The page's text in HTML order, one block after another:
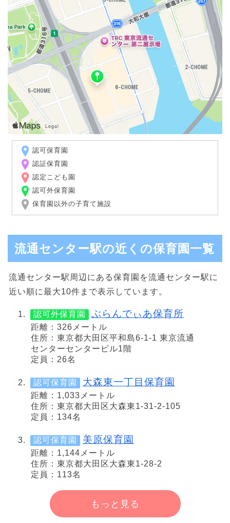
認可保育園
認証保育園
認定こども園
認可外保育園
保育園以外の子育て施設
流通センター駅の近くの保育園一覧
流通センター駅周辺にある保育園を流通センター駅に
近い順に最大10件まで表示しています。
認可外保育園 ぶらんでぃあ保育所
距離：326メートル
住所：東京都大田区平和島6-1-1 東京流通
センターセンタービル1階
定員：26名
認可保育園 大森東一丁目保育園
距離：1,033メートル
住所：東京都大田区大森東1-31-2-105
定員：134名
認可保育園 美原保育園
距離：1,144メートル
住所：東京都大田区大森東1-28-2
定員：113名
もっと見る